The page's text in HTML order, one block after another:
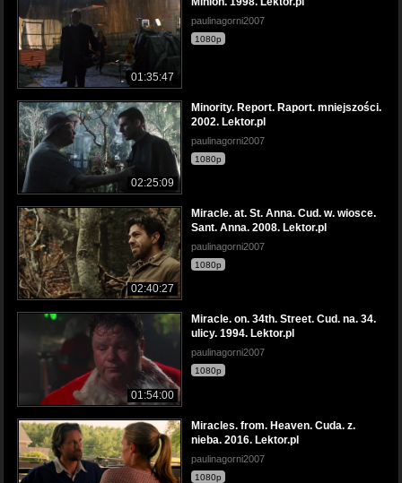
01:35:47
paulinagorni2007
1080p
02:25:09
Minority. Report. Raport. mniejszości.
2002. Lektor.pl
paulinagorni2007
1080p
02:40:27
Miracle. at. St. Anna. Cud. w. wiosce.
Sant. Anna. 2008. Lektor.pl
paulinagorni2007
1080p
01:54:00
Miracle. on. 34th. Street. Cud. na. 34.
ulicy. 1994. Lektor.pl
paulinagorni2007
1080p
Miracles. from. Heaven. Cuda. z.
nieba. 2016. Lektor.pl
paulinagorni2007
1080p